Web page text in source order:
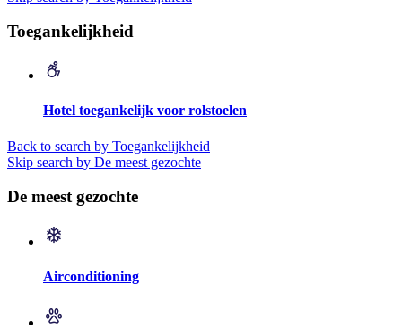
Toegankelijkheid
Hotel toegankelijk voor rolstoelen
Back to search by Toegankelijkheid
Skip search by De meest gezochte
De meest gezochte
Airconditioning